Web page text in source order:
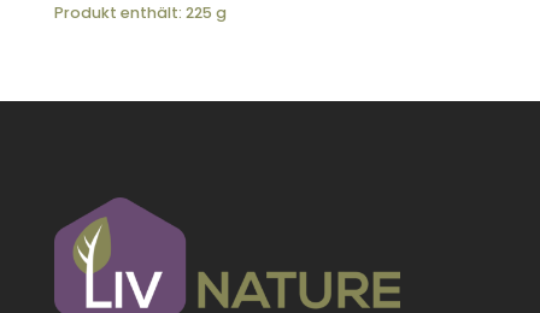
Produkt enthält: 225 g